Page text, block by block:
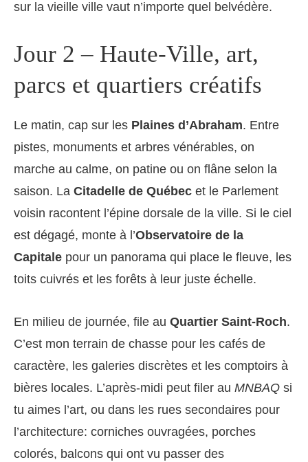
sur la vieille ville vaut n’importe quel belvédère.
Jour 2 – Haute-Ville, art,
parcs et quartiers créatifs
Le matin, cap sur les Plaines d’Abraham. Entre
pistes, monuments et arbres vénérables, on
marche au calme, on patine ou on flâne selon la
saison. La Citadelle de Québec et le Parlement
voisin racontent l’épine dorsale de la ville. Si le ciel
est dégagé, monte à l’Observatoire de la
Capitale pour un panorama qui place le fleuve, les
toits cuivrés et les forêts à leur juste échelle.
En milieu de journée, file au Quartier Saint-Roch.
C’est mon terrain de chasse pour les cafés de
caractère, les galeries discrètes et les comptoirs à
bières locales. L’après-midi peut filer au MNBAQ si
tu aimes l’art, ou dans les rues secondaires pour
l’architecture: corniches ouvragées, porches
colorés, balcons qui ont vu passer des